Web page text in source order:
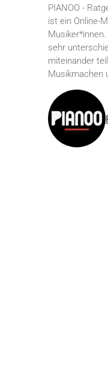
PIANOO -
ist ein Online-
sehr
miteinander
Musikmachen